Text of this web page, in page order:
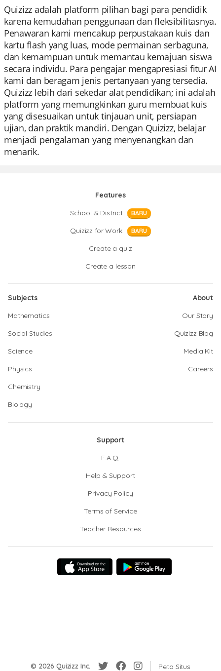
Quizizz adalah platform pilihan bagi para pendidik
karena kemudahan penggunaan dan fleksibilitasnya.
Penawaran kami mencakup perpustakaan kuis dan
kartu flash yang luas, mode permainan serbaguna,
dan kemampuan untuk memantau kemajuan siswa
secara individu. Para pengajar mengapresiasi fitur AI
kami dan beragam jenis pertanyaan yang tersedia.
Quizizz lebih dari sekedar alat pendidikan; ini adalah
platform yang memungkinkan guru membuat kuis
yang disesuaikan untuk tinjauan unit, persiapan
ujian, dan praktik mandiri. Dengan Quizizz, belajar
menjadi pengalaman yang menyenangkan dan
menarik.
Features
School & District
BARU
Quizizz for Work BARU
Create a quiz
Create a lesson
Subjects
Mathematics
Social Studies
Science
Physics
Chemistry
Biology
About
Our Story
Quizizz Blog
Media Kit
Careers
Support
F.A.Q.
Help & Support
Privacy Policy
Terms of Service
Teacher Resources
© 2026 Quizizz Inc. Peta Situs